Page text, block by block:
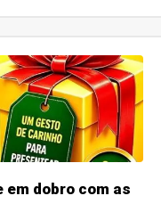
em dobro com as